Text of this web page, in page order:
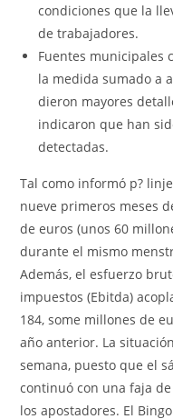
condiciones que la
de trabajadores.
Fuentes municipales
la medida sumado a
dieron mayores
indicaron que han
detectadas.
Tal como informó p?
nueve primeros meses
de euros (unos 60
durante el mismo
Además, el esfuerzo
impuestos (Ebitda)
184, some millones de
año anterior. La
semana, puesto que el
continuó con una faja
los apostadores. El